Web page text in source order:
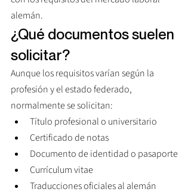
alemán.
¿Qué documentos suelen
solicitar?
Aunque los requisitos varían según la
profesión y el estado federado,
normalmente se solicitan:
Título profesional o universitario
Certificado de notas
Documento de identidad o pasaporte
Currículum vitae
Traducciones oficiales al alemán